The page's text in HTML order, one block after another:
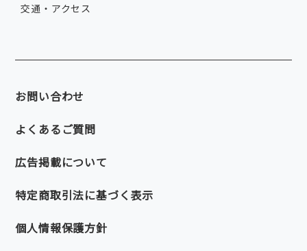
交通・アクセス
お問い合わせ
よくあるご質問
広告掲載について
特定商取引法に基づく表示
個人情報保護方針